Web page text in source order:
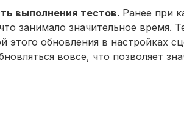
выполнения тестов. Ранее при
занимало значительное время.
этого обновления в настройках
вовсе, что позволяет